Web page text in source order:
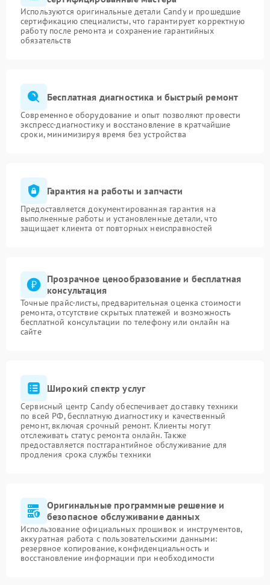
Используются оригинальные детали Candy и прошедшие
сертификацию специалисты, что гарантирует корректную
работу после ремонта и сохранение гарантийных
обязательств
Бесплатная диагностика и быстрый ремонт
Современное оборудование и опыт позволяют провести
экспресс-диагностику и восстановление в кратчайшие
сроки, минимизируя время без устройства
Гарантия на работы и запчасти
Предоставляется документированная гарантия на
выполненные работы и установленные детали, что
защищает клиента от повторных неисправностей
Прозрачное ценообразование и бесплатная
консультация
Точные прайс-листы, предварительная оценка стоимости
ремонта, отсутствие скрытых платежей и возможность
бесплатной консультации по телефону или онлайн на
сайте
Широкий спектр услуг
Сервисный центр Candy обеспечивает доставку техники
по всей РФ, бесплатную диагностику и качественный
ремонт, включая срочный ремонт. Клиенты могут
отслеживать статус ремонта онлайн. Также
предоставляется постгарантийное обслуживание для
продления срока службы техники
Оригинальные программные решение и
безопасное обслуживание данных
Использование официальных прошивок и инструментов,
аккуратная работа с пользовательскими данными:
резервное копирование, конфиденциальность и
восстановление информации при необходимости